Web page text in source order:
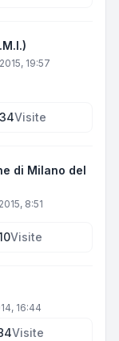
19:57
Visite
di Milano del
8:51
Visite
16:44
Visite